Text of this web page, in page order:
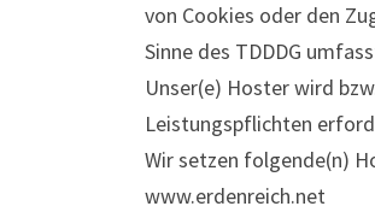
von Cookies oder den
Sinne des TDDDG
Unser(e) Hoster wird
Leistungspflichten
Wir setzen folgende(n)
www.erdenreich.net